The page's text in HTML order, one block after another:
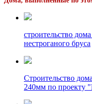
строительство
нестроганого бруса
Строительство
240мм по проекту